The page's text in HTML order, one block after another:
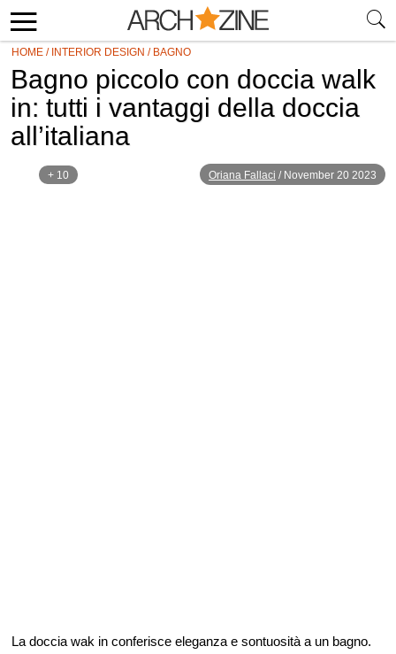
HOME / INTERIOR DESIGN / BAGNO
Bagno piccolo con doccia walk
in: tutti i vantaggi della doccia
all’italiana
+ 10 Oriana Fallaci / November 20 2023
La doccia wak in conferisce eleganza e sontuosità a un bagno.